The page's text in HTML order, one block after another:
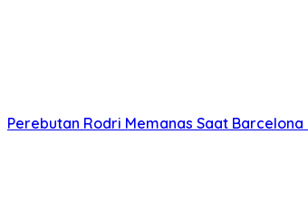
Perebutan Rodri Memanas Saat